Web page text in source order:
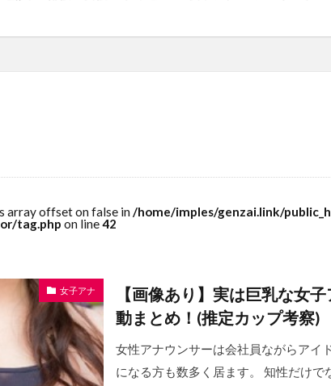
array offset on false in/home/imples/genzai.link/
tag.php on line42
女子アナ
【画像あり】実は巨乳な女
動まとめ！(推定カップ考察)
女性アナウンサーは会社員ながらアイ
になる方も数多く居ます。 知性だけで